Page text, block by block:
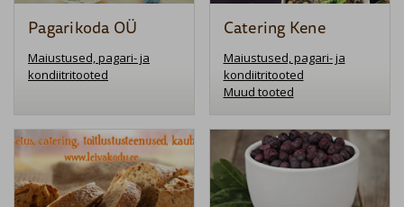
Pagarikoda OÜ
Maiustused, pagari- ja
kondiitritooted
Catering Kene
Maiustused, pagari- ja
kondiitritooted
Muud tooted